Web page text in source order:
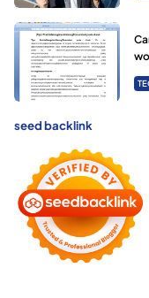
seed backlink